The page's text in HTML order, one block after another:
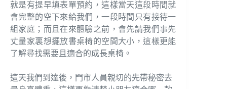
就是有提早填表單預約，這樣當天這段時間就
會完整的空下來給我們，一段時間只有接待一
組家庭；而且在來體驗之前，會先請我們事先
丈量家裏想擺放書桌椅的空間大小，這樣更能
了解尋找需要且適合的成長桌椅。
這天我們到達後，門市人員親切的先帶秘密去